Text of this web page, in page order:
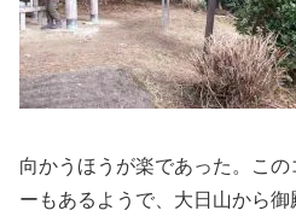
向かうほうが楽であった。こ
ーもあるようで、大日山から